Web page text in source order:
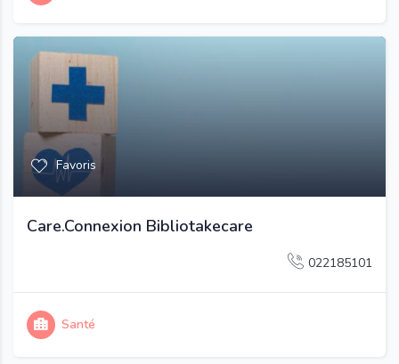
Favoris
Care.Connexion Bibliotakecare
022185101
Santé